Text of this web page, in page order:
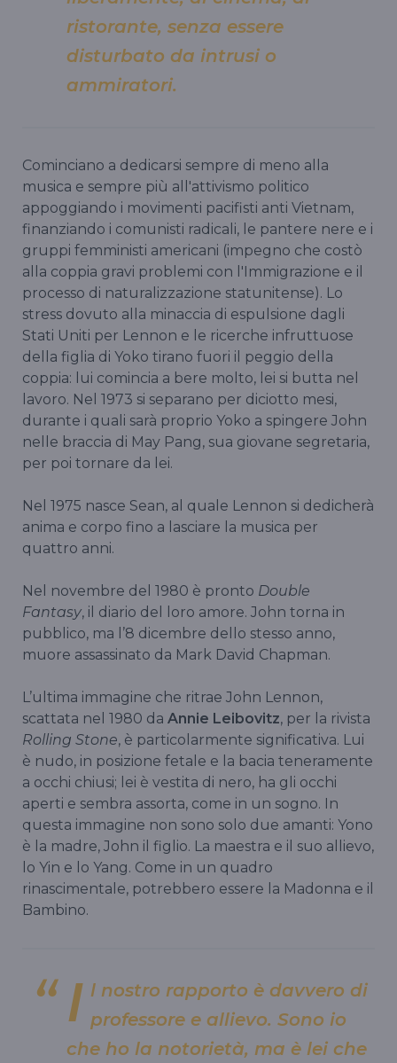
ristorante, senza essere
disturbato da intrusi o
ammiratori.
Cominciano a dedicarsi sempre di meno alla
musica e sempre più all'attivismo politico
appoggiando i movimenti pacifisti anti Vietnam,
finanziando i comunisti radicali, le pantere nere e i
gruppi femministi americani (impegno che costò
alla coppia gravi problemi con l'Immigrazione e il
processo di naturalizzazione statunitense). Lo
stress dovuto alla minaccia di espulsione dagli
Stati Uniti per Lennon e le ricerche infruttuose
della figlia di Yoko tirano fuori il peggio della
coppia: lui comincia a bere molto, lei si butta nel
lavoro. Nel 1973 si separano per diciotto mesi,
durante i quali sarà proprio Yoko a spingere John
nelle braccia di May Pang, sua giovane segretaria,
per poi tornare da lei.
Nel 1975 nasce Sean, al quale Lennon si dedicherà
anima e corpo fino a lasciare la musica per
quattro anni.
Nel novembre del 1980 è pronto Double
Fantasy, il diario del loro amore. John torna in
pubblico, ma l’8 dicembre dello stesso anno,
muore assassinato da Mark David Chapman.
L’ultima immagine che ritrae John Lennon,
scattata nel 1980 da Annie Leibovitz, per la rivista
Rolling Stone, è particolarmente significativa. Lui
è nudo, in posizione fetale e la bacia teneramente
a occhi chiusi; lei è vestita di nero, ha gli occhi
aperti e sembra assorta, come in un sogno. In
questa immagine non sono solo due amanti: Yono
è la madre, John il figlio. La maestra e il suo allievo,
lo Yin e lo Yang. Come in un quadro
rinascimentale, potrebbero essere la Madonna e il
Bambino.
I l nostro rapporto è davvero di
professore e allievo. Sono io
che ho la notorietà, ma è lei che